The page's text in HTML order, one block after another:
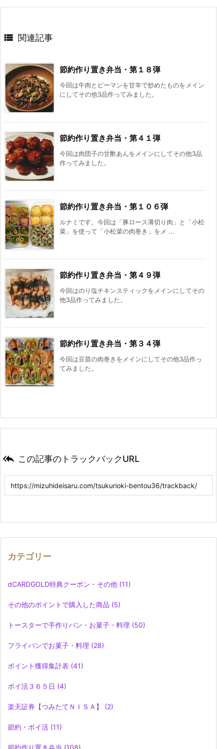
 関連記事
節約作り置き弁当・第１８弾
今回は牛肉とピーマンを甘辛で炒めたものをメイン
にしてその他3品作ってみました。
節約作り置き弁当・第４１弾
今回は肉団子の甘酢あんをメインにしてその他3品
作ってみました。
節約作り置き弁当・第１０６弾
ルナミです。今回は「豚ロース薄切り肉」と「小松
菜」を使って「小松菜の肉巻き」をメ ...
節約作り置き弁当・第４９弾
今回はのり塩チキンスティックをメインにしてその
他3品作ってみました。
節約作り置き弁当・第３４弾
今回は豆苗の肉巻きをメインにしてその他3品作っ
てみました。
 この記事のトラックバックURL
カテゴリー
dCARDGOLD特典クーポン・その他 (11)
その他のポイントで購入した商品 (5)
トースターで手作りパン・お菓子・料理 (50)
フライパンでお菓子・料理 (28)
ポイント獲得集計表 (41)
ポイ活３６５日 (4)
楽天証券【つみたてＮＩＳＡ】 (2)
節約・ポイ活 (11)
節約作り置き弁当 (108)